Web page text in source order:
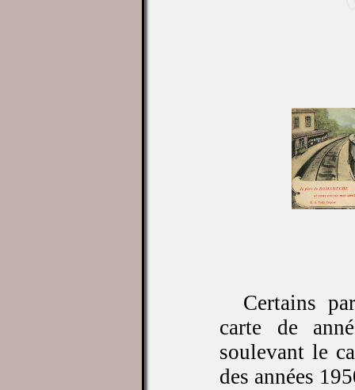
Certains
carte de
soulevant le
des années